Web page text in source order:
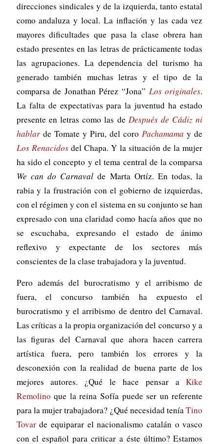
direcciones sindicales y de la izquierda, tanto estatal
como andaluza y local. La inflación y las cada vez
mayores dificultades que pasa la clase obrera han
estado presentes en las letras de prácticamente todas
las agrupaciones. La dependencia del turismo ha
generado también muchas letras y el tipo de la
comparsa de Jonathan Pérez “Jona” Los originales.
La falta de expectativas para la juventud ha estado
presente en letras como las de Después de Cádiz ni
hablarde Tomate y Piru, del coroPachamama y de
Los Renacidosdel Chapa. Y la situación de la mujer
ha sido el concepto y el tema central de la comparsa
We can do Carnaval de Marta Ortíz. En todas, la
rabia y la frustración con el gobierno de izquierdas,
con el régimen y con el sistema en su conjunto se han
expresado con una claridad como hacía años que no
se escuchaba, expresando el estado de ánimo
reflexivo y expectante de los sectores más
conscientes de la clase trabajadora y la juventud.
Pero además del burocratismo y el arribismo de
fuera, el concurso también ha expuesto el
burocratismo y el arribismo de dentro del Carnaval.
Las críticas a la propia organización del concurso y a
las figuras del Carnaval que ahora hacen carrera
artística fuera, pero también los errores y la
desconexión con la realidad de buena parte de los
mejores autores. ¿Qué le hace pensar aKike
Remolino que la reina Sofía puede ser un referente
para la mujer trabajadora? ¿Qué necesidad teníaTino
Tovarde equiparar el nacionalismo catalán o vasco
con el español para criticar a éste último? Estamos